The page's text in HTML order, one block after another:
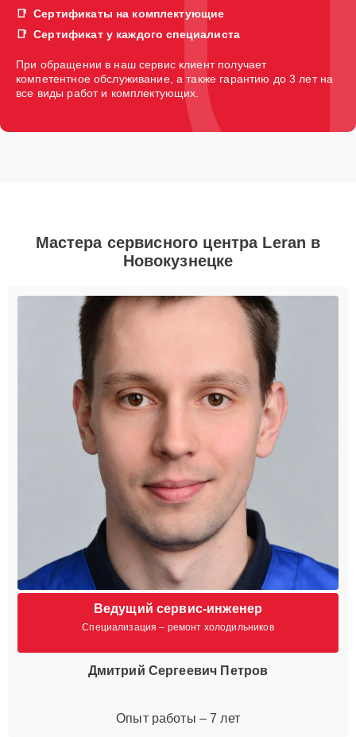
Сертификаты на комплектующие
Сертификат у каждого специалиста
При обращении в наш сервис клиент получает
компетентное обслуживание, а также гарантию до 3 лет на
все виды работ и комплектующих.
Мастера сервисного центра Leran в
Новокузнецке
Ведущий сервис-инженер
Специализация – ремонт холодильников
Дмитрий Сергеевич Петров
Опыт работы – 7 лет